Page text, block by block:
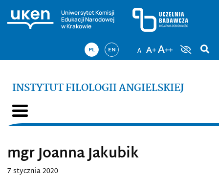
Uniwersytet Komisji
Edukacji Narodowej
w Krakowie
PL EN
INSTYTUT FILOLOGII ANGIELSKIEJ
mgr Joanna Jakubik
7 stycznia 2020